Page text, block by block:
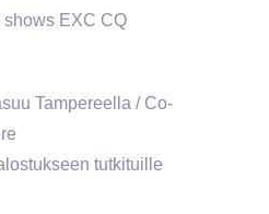
shows EXC CQ
Tampereella / Co-
tutkituille